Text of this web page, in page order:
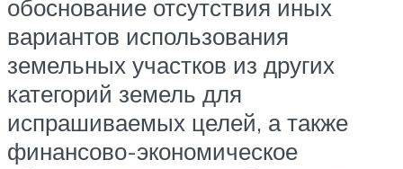
обоснование отсутствия иных
вариантов использования
земельных участков из других
категорий земель для
испрашиваемых целей, а также
финансово-экономическое